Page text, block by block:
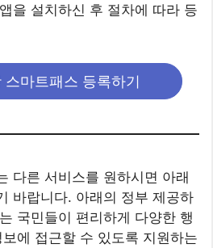
을 설치하신 후 절차에 따라 등
스마트패스 등록하기
다른 서비스를 원하시면 아래
바랍니다. 아래의 정부 제공하
국민들이 편리하게 다양한 행
에 접근할 수 있도록 지원하는